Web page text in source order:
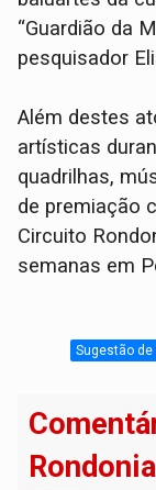
“Guardião da
pesquisador
Além destes
artísticas
quadrilhas,
de premiação
Circuito
semanas em
Sugestão de